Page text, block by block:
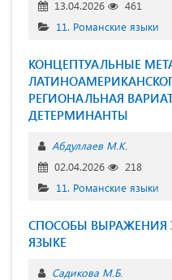
13.04.2026
461
11. Романские языки
КОНЦЕПТУАЛЬНЫЕ
РЕГИОНАЛЬНАЯ
ДЕТЕРМИНАНТЫ
Абдуллаев М.К.
02.04.2026
218
11. Романские языки
СПОСОБЫ
ЯЗЫКЕ
Садикова М.Б.